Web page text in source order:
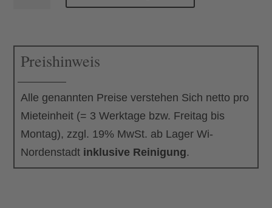
Preishinweis
Alle genannten Preise verstehen Sich netto pro
Mieteinheit (= 3 Werktage bzw. Freitag bis
Montag), zzgl. 19% MwSt. ab Lager Wi-
Nordenstadt inklusive Reinigung.